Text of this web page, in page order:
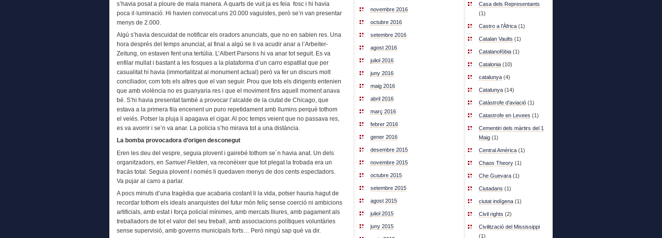
s’havia posat a ploure de mala manera. A quarts de vuit ja es feia fosc i hi havia
poca il·luminació. Hi havien convocat uns 20.000 vaguistes, però se’n van presentar
menys de 2.000.
Algú s’havia descuidat de notificar els oradors anunciats, que no en sabien res. Una
hora després del temps anunciat, al final a algú se li va acudir anar a l’Arbeiter-
Zeitung, on estaven fent una tertúlia. L’Albert Parsons hi va anar tot seguit. Es va
enfilar mullat i bastant a les fosques a la plataforma d’un carro espatllat que per
casualitat hi havia (immortalitzat al monument actual) però va fer un discurs molt
conciliador, com tots els altres que el van seguir. Prou que tots els dirigents entenien
que amb violència no es guanyaria res i que el moviment fins aquell moment anava
bé. S’hi havia presentat també a provocar l’alcalde de la ciutat de Chicago, que
estava a la primera fila encenent un puro repetidament amb llumins perquè tothom
el veiés. Potser la pluja li apagava el cigar. Al poc temps veient que no passava res,
es va avorrir i se’n va anar. La policia s’ho mirava tot a una distància.
La bomba provocadora d’origen desconegut
Eren les deu del vespre, seguia plovent i gairebé tothom se´n havia anat. Un dels
organitzadors, en Samuel Fielden , va reconèixer que tot plegat la trobada era un
fracàs total. Seguia plovent i només li quedaven menys de dos cents espectadors.
Va pujar al carro a parlar.
A pocs minuts d’una tragèdia que acabaria costant li la vida, potser hauria hagut de
recordar tothom els ideals anarquistes del futur món feliç sense coerció ni ambicions
artificials, amb estat i força policial mínimes, amb mercats lliures, amb pagament als
treballadors de tot el valor del seu treball, amb associacions polítiques voluntàries
sense supervisió, amb governs municipals forts… Però ningú sap què va dir.
novembre 2016
octubre 2016
setembre 2016
agost 2016
juliol 2016
juny 2016
maig 2016
abril 2016
març 2016
febrer 2016
gener 2016
desembre 2015
novembre 2015
octubre 2015
setembre 2015
agost 2015
juliol 2015
juny 2015
Casa dels Representants
(1)
Castro a l’Àfrica (1)
Catalan Vaults (1)
Catalanofòbia (1)
Catalonia (10)
catalunya (4)
Catalunya (14)
Catàstrofe d’aviació (1)
Catastrofe en Levees (1)
Cementiri dels màrtirs del 1
Maig (1)
Central Amèrica (1)
Chaos Theory (1)
Che Guevara (1)
Ciutadans (1)
ciutat indígena (1)
Civil rights (2)
Civilització del Mississippi
(1)